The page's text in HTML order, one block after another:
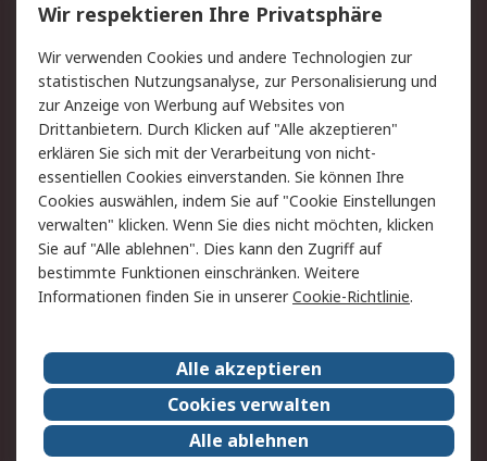
Value Added Services
Lieferlösungen
Rücksendungen
Kontakt
Hilfe
Rechtliches
AGB
Datenschutz
Cookie-Richtlinie
Zahlungsbedingungen
Copyright/Impressum
Über RS
Karriere bei RS
Nachhaltigkeit
Qualität/Umwelt/ZertifikatePresse-Center
Event-Center
Wir respektieren Ihre Privatsphäre
Wir verwenden Cookies und andere Technologien zur
statistischen Nutzungsanalyse, zur Personalisierung und
zur Anzeige von Werbung auf Websites von
Drittanbietern. Durch Klicken auf "Alle akzeptieren"
erklären Sie sich mit der Verarbeitung von nicht-
essentiellen Cookies einverstanden. Sie können Ihre
Cookies auswählen, indem Sie auf "Cookie Einstellungen
verwalten" klicken. Wenn Sie dies nicht möchten, klicken
Sie auf "Alle ablehnen". Dies kann den Zugriff auf
bestimmte Funktionen einschränken. Weitere
Informationen finden Sie in unsererCookie-Richtlinie.
Alle akzeptieren
Cookies verwalten
Alle ablehnen